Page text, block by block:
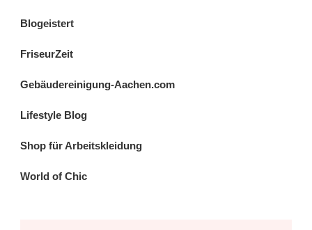
Blogeistert
FriseurZeit
Gebäudereinigung-Aachen.com
Lifestyle Blog
Shop für Arbeitskleidung
World of Chic